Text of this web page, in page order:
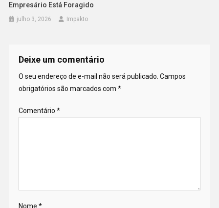
Empresário Está Foragido
julho 3, 2026 Impakto
Deixe um comentário
O seu endereço de e-mail não será publicado. Campos
obrigatórios são marcados com *
Comentário *
Nome *